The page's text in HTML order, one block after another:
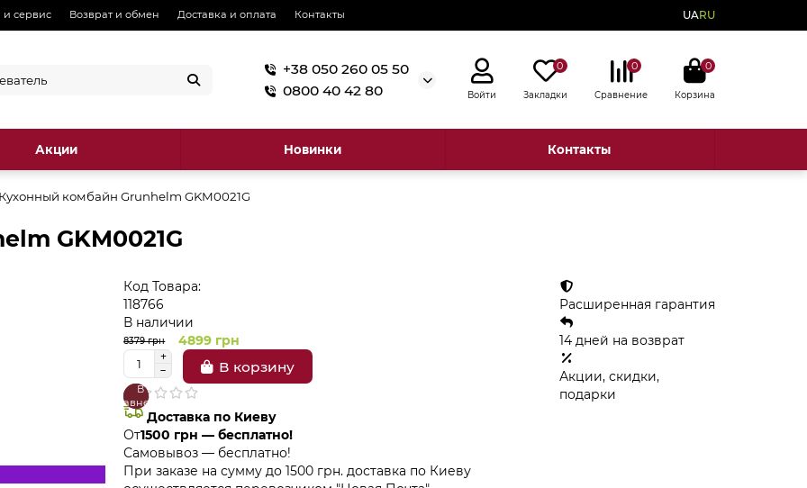
и сервис Возврат и обмен Доставка и оплата Контакты UARU
+38 050 260 05 50
0800 40 42 80
Войти
0
Закладки
0
Сравнение
0
Корзина
Акции Новинки Контакты
комбайн Grunhelm GKM0021G
GKM0021G
Код Товара:
118766
В наличии
8379 грн 4899 грн
В корзину
В
закладки
В
сравнение
Доставка по Киеву
От1500 грн — бесплатно!
Самовывоз — бесплатно!
При заказе на сумму до 1500 грн. доставка по Киеву
Расширенная гарантия
14 дней на возврат
Акции, скидки,
подарки